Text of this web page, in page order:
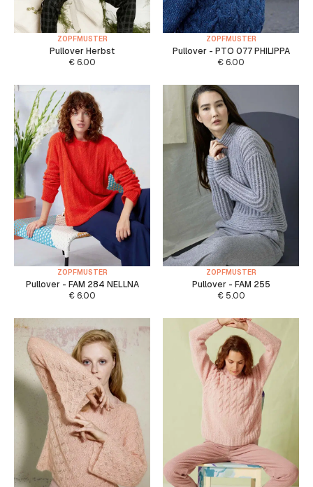
ZOPFMUSTER
Pullover Herbst
€ 6.00
ZOPFMUSTER
Pullover - PTO 077 PHILIPPA
€ 6.00
ZOPFMUSTER
Pullover - FAM 284 NELLNA
€ 6.00
ZOPFMUSTER
Pullover - FAM 255
€5.00